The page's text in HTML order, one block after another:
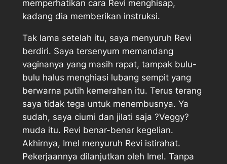
memperhatikan cara Revi menghisap,
kadang dia memberikan instruksi.
Tak lama setelah itu, saya menyuruh Revi
berdiri. Saya tersenyum memandang
vaginanya yang masih rapat, tampak bulu-
bulu halus menghiasi lubang sempit yang
berwarna putih kemerahan itu. Terus terang
saya tidak tega untuk menembusnya. Ya
sudah, saya ciumi dan jilati saja ?Veggy?
muda itu. Revi benar-benar kegelian.
Akhirnya, Imel menyuruh Revi istirahat.
Pekerjaannya dilanjutkan oleh Imel. Tanpa